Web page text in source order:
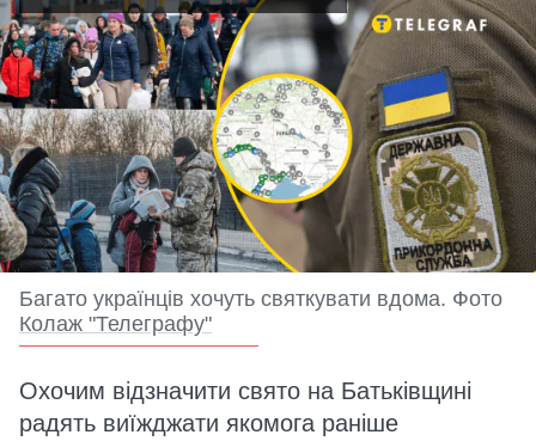
Багато українців хочуть святкувати вдома. Фото
Колаж "Телеграфу"
Охочим відзначити свято на Батьківщині
радять виїжджати якомога раніше